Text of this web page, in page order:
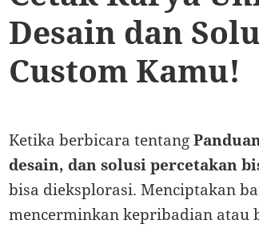
Desain dan
Custom Kamu!
Ketika berbicara tentang
desain, dan solusi percetakan
bisa dieksplorasi. Menciptakan
mencerminkan kepribadian atau